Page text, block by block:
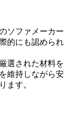
ソファメーカー
的にも認められ
選された材料を
維持しながら安
ます。